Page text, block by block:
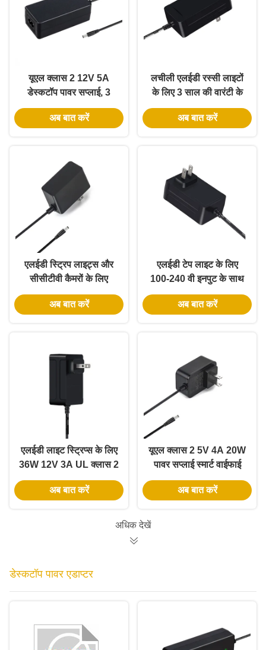
यूएल क्लास 2 12V 5A
डेस्कटॉप पावर सप्लाई, 3
साल की वारंटी और DOE VI
अनुपालन के साथ
अब बात करें
लचीली एलईडी रस्सी लाइटों
के लिए 3 साल की वारंटी के
साथ यूनिवर्सल 12V5A
60W पावर एडाप्टर
अब बात करें
एलईडी स्ट्रिप लाइट्स और
सीसीटीवी कैमरों के लिए
100% पीसी सामग्री के साथ
24W 100-240V एसी पावर
अब बात करें
एलईडी टेप लाइट के लिए
100-240 वी इनपुट के साथ
UL वर्ग 2 24V 2A 48W
एलईडी बिजली की आपूर्ति
अब बात करें
एलईडी लाइट स्ट्रिप्स के लिए
36W 12V 3A UL क्लास 2
पावर एडाप्टर 3 साल की
वारंटी और सुरक्षित निम्न
अब बात करें
यूएल क्लास 2 5V 4A 20W
पावर सप्लाई स्मार्ट वाईफाई
एलईडी स्ट्रिप्स के लिए
5.5*2.1 मिमी डीसी जैक के
अब बात करें
अधिक देखें
डेस्कटॉप पावर एडाप्टर